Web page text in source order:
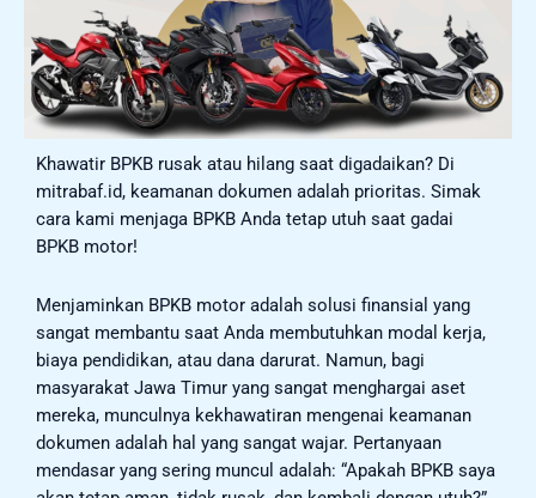
Khawatir BPKB rusak atau hilang saat digadaikan? Di
mitrabaf.id, keamanan dokumen adalah prioritas. Simak
cara kami menjaga BPKB Anda tetap utuh saat gadai
BPKB motor!
Menjaminkan BPKB motor adalah solusi finansial yang
sangat membantu saat Anda membutuhkan modal kerja,
biaya pendidikan, atau dana darurat. Namun, bagi
masyarakat Jawa Timur yang sangat menghargai aset
mereka, munculnya kekhawatiran mengenai keamanan
dokumen adalah hal yang sangat wajar. Pertanyaan
mendasar yang sering muncul adalah: “Apakah BPKB saya